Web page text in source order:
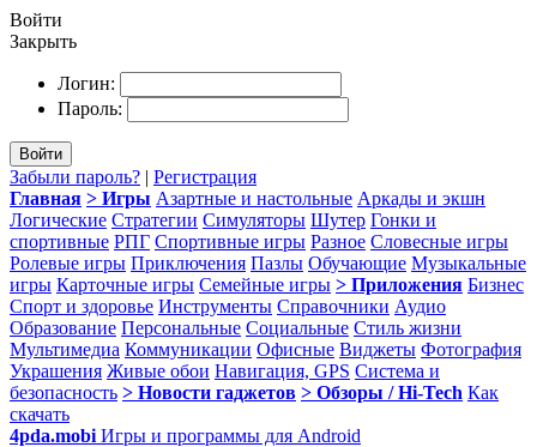
Войти
Закрыть
Логин:
Пароль:
Войти
Забыли пароль? | Регистрация
Главная > Игры Азартные и настольные Аркады и экшн
Логические Стратегии Симуляторы Шутер Гонки и
спортивные РПГ Спортивные игры Разное Словесные игры
Ролевые игры Приключения Пазлы Обучающие Музыкальные
игры Карточные игры Семейные игры > Приложения Бизнес
Спорт и здоровье Инструменты Справочники Аудио
Образование Персональные Социальные Стиль жизни
Мультимедиа Коммуникации Офисные Виджеты Фотография
Украшения Живые обои Навигация, GPS Система и
безопасность > Новости гаджетов > Обзоры / Hi-Tech Как
скачать
4pda.mobi Игры и программы для Android